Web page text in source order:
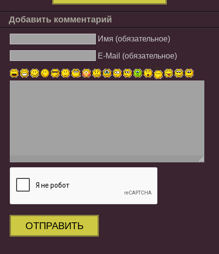
Добавить комментарий
Имя (обязательное)
E-Mail (обязательное)
ОТПРАВИТЬ